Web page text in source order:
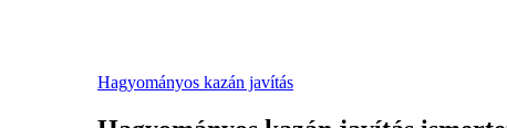
Hagyományos kazán javítás